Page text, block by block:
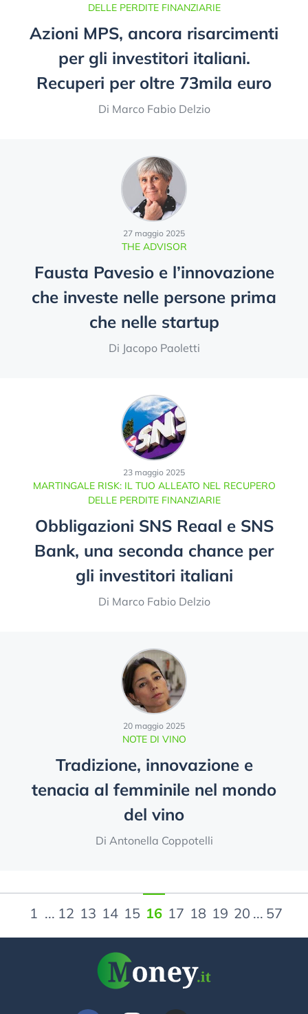
DELLE PERDITE FINANZIARIE
Azioni MPS, ancora risarcimenti
per gli investitori italiani.
Recuperi per oltre 73mila euro
Di Marco Fabio Delzio
THE ADVISOR
27 maggio 2025
Fausta Pavesio e l’innovazione
che investe nelle persone prima
che nelle startup
Di Jacopo Paoletti
MARTINGALE RISK: IL TUO ALLEATO NEL RECUPERO
DELLE PERDITE FINANZIARIE
23 maggio 2025
Obbligazioni SNS Reaal e SNS
Bank, una seconda chance per
gli investitori italiani
Di Marco Fabio Delzio
NOTE DI VINO
20 maggio 2025
Tradizione, innovazione e
tenacia al femminile nel mondo
del vino
Di Antonella Coppotelli
1 ... 12 13 14 15 16 17 18 19 20 ... 57